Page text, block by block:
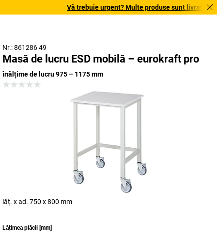
Vă trebuie urgent? Multe produse sunt livrate în
Nr.: 861286 49
Masă de lucru ESD mobilă – eurokraft pro
înălțime de lucru 975 – 1175 mm
lăț. x ad. 750 x 800 mm
Lățimea plăcii [mm]